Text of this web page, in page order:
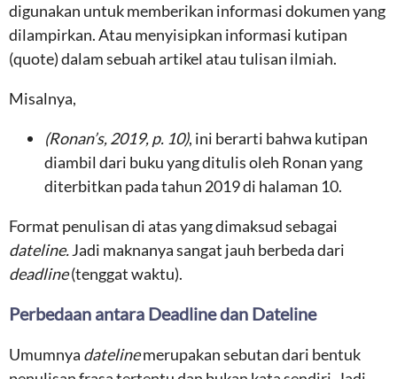
digunakan untuk memberikan informasi dokumen yang
dilampirkan. Atau menyisipkan informasi kutipan
(quote) dalam sebuah artikel atau tulisan ilmiah.
Misalnya,
(Ronan’s, 2019, p. 10), ini berarti bahwa kutipan
diambil dari buku yang ditulis oleh Ronan yang
diterbitkan pada tahun 2019 di halaman 10.
Format penulisan di atas yang dimaksud sebagai
dateline.Jadi maknanya sangat jauh berbeda dari
deadline(tenggat waktu).
Perbedaan antara Deadline dan Dateline
Umumnya datelinemerupakan sebutan dari bentuk